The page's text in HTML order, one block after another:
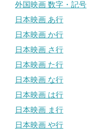
外国映画 数字・記号
日本映画 あ行
日本映画 か行
日本映画 さ行
日本映画 た行
日本映画 な行
日本映画 は行
日本映画 ま行
日本映画 や行